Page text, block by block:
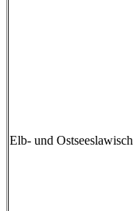
Elb- und Ostseeslawisch